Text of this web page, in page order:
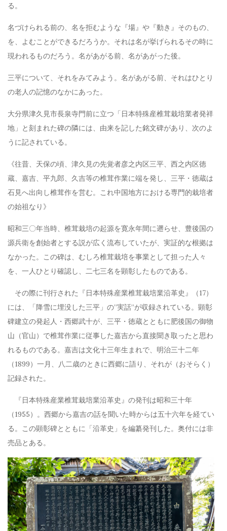
る。
名づけられる前の、名を拒むような『場』や『動き』そのもの、
を、よむことができるだろうか。それは名が挙げられるその時に
現われるものだろう。名があがる前、名があがった後。
三平について、それをみてみよう。名があがる前、それはひとり
の老人の記憶のなかにあった。
大分県津久見市長泉寺門前に立つ「日本特殊産椎茸栽培業者発祥
地」と刻まれた碑の隣には、由来を記した銘文碑があり、次のよ
うに記されている。
《往昔、天保の頃、津久見の先覚者彦之内区三平、西之内区徳
蔵、嘉吉、平九郎、久吉等の椎茸作業に端を発し、三平・徳蔵は
石見へ出向し椎茸作を営む。これ中国地方における専門的栽培者
の始祖なり》
昭和三〇年当時、椎茸栽培の起源を寛永年間に遡らせ、豊後国の
源兵衛を創始者とする説が広く流布していたが、実証的な根拠は
なかった。この碑は、むしろ椎茸栽培を事業として担った人々
を、一人ひとり確認し、二七三名を顕彰したものである。
その際に刊行された『日本特殊産業椎茸栽培業沿革史』
（17）
には、「降雪に埋没した三平」の”実話”が収録されている。顕彰
碑建立の発起人・西郷武十が、三平・徳蔵とともに肥後国の御物
山（官山）で椎茸作業に従事した嘉吉から直接聞き取ったと思わ
れるものである。嘉吉は文化十三年生まれで、明治三十二年
（1899）一月、八二歳のときに西郷に語り、それが（おそらく）
記録された。
『日本特殊産業椎茸栽培業沿革史』の発刊は昭和三十年
（1955）。西郷から嘉吉の話を聞いた時からは五十六年を経てい
る。この顕彰碑とともに「沿革史」を編纂発刊した。奥付には非
売品とある。